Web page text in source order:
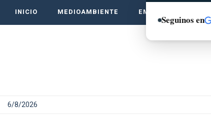
INICIO MEDIOAMBIENTE EMPRENDE VERDE
6/8/2026
Seguinos en